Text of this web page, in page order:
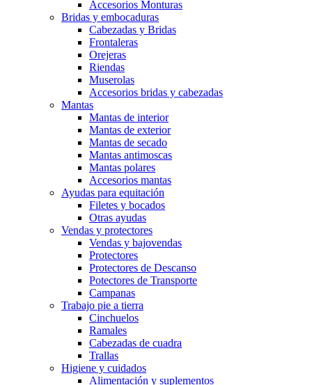
Accesorios Monturas
Bridas y embocaduras
Cabezadas y Bridas
Frontaleras
Orejeras
Riendas
Muserolas
Accesorios bridas y cabezadas
Mantas
Mantas de interior
Mantas de exterior
Mantas de secado
Mantas antimoscas
Mantas polares
Accesorios mantas
Ayudas para equitación
Filetes y bocados
Otras ayudas
Vendas y protectores
Vendas y bajovendas
Protectores
Protectores de Descanso
Potectores de Transporte
Campanas
Trabajo pie a tierra
Cinchuelos
Ramales
Cabezadas de cuadra
Trallas
Higiene y cuidados
Alimentación y suplementos